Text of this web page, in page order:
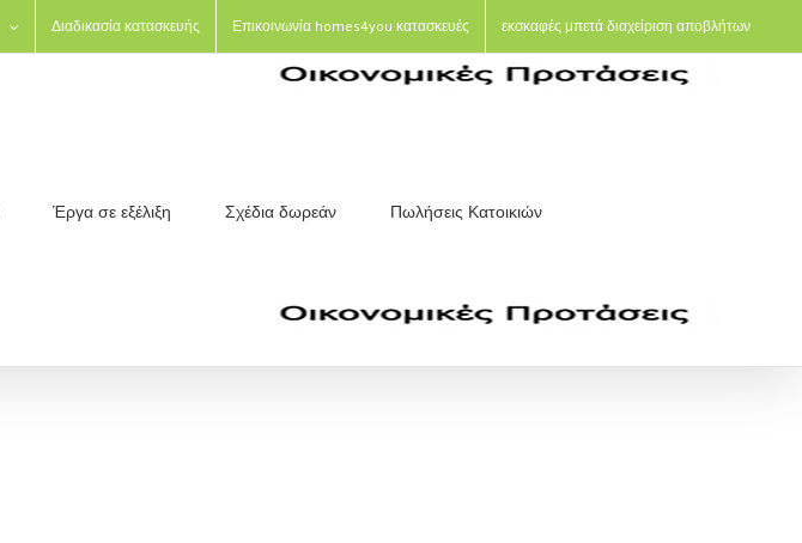
Διαδικασία κατασκευής Επικοινωνία homes4you κατασκευές εκσκαφές μπετά διαχείριση αποβλήτων
Έργα σε εξέλιξη Σχέδια δωρεάν Πωλήσεις Κατοικιών